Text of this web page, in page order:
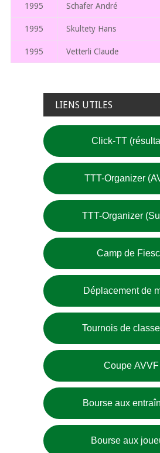
1995 Schafer André
1995 Skultety Hans
1995 Vetterli Claude
LIENS UTILES
Click-TT
TTT-Organizer
TTT-Organizer
Camp de
Déplacement de
Tournois de
Coupe AVVF
Bourse aux
Bourse aux